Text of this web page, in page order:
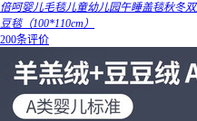
倍呵婴儿毛毯儿童幼儿园午睡盖毯秋冬
豆毯（100*110cm）
200条评价